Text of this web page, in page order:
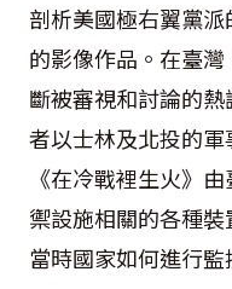
剖析美國極右翼黨
的影像作品。在臺
斷被審視和討論的
者以士林及北投的
《在冷戰裡生火》
禦設施相關的各種
當時國家如何進行監